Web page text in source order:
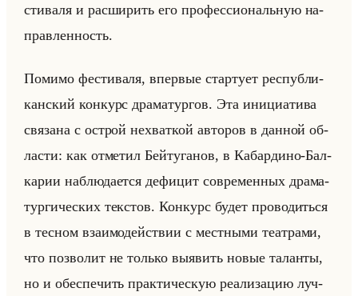
сти­ва­ля и рас­ши­рить его про­фес­си­ональную на­
прав­лен­ность.
По­ми­мо фе­сти­ва­ля, впер­вые стар­ту­ет рес­пуб­ли­
кан­ский кон­курс дра­ма­тур­гов. Эта ини­ци­ати­ва
свя­за­на с острой нехват­кой ав­то­ров в дан­ной об­
ла­сти: как от­ме­тил Бейту­га­нов, в Ка­бар­ди­но-Бал­
ка­рии на­блю­да­ет­ся де­фи­цит со­вре­мен­ных дра­ма­
тур­ги­че­ских тек­стов. Кон­курс будет про­во­диться
в тес­ном вза­имо­действии с мест­ны­ми те­ат­ра­ми,
что поз­во­лит не только вы­явить новые та­лан­ты,
но и обес­пе­чить прак­ти­че­скую ре­али­за­цию луч­